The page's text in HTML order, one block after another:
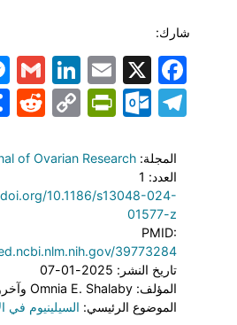
شارك:
Facebook
X
Email
Telegram
المجلة: of Ovarian Research
العدد: 1
10.1186/s13048-024-
01577-z
PMID:
39773284
تاريخ النشر: 2025-01-07
المؤلف: Omnia E. Shalaby وآخرون
الموضوع الرئيسي: السيلينيوم في